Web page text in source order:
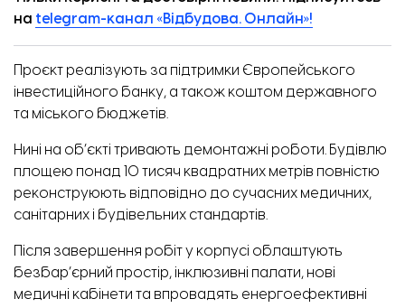
на telegram-канал «Відбудова. Онлайн»!
Проєкт реалізують за підтримки Європейського
інвестиційного банку, а також коштом державного
та міського бюджетів.
Нині на об’єкті тривають демонтажні роботи. Будівлю
площею понад 10 тисяч квадратних метрів повністю
реконструюють відповідно до сучасних медичних,
санітарних і будівельних стандартів.
Після завершення робіт у корпусі облаштують
безбар’єрний простір, інклюзивні палати, нові
медичні кабінети та впровадять енергоефективні